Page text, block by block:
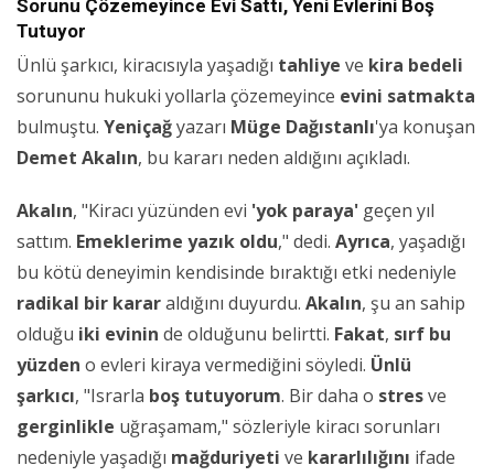
Sorunu Çözemeyince Evi Sattı, Yeni Evlerini Boş
Tutuyor
Ünlü şarkıcı, kiracısıyla yaşadığı tahliye ve kira bedeli
sorununu hukuki yollarla çözemeyince evini satmakta
bulmuştu. Yeniçağyazarı Müge Dağıstanlı'ya konuşan
Demet Akalın, bu kararı neden aldığını açıkladı.
Akalın, "Kiracı yüzünden evi 'yok paraya' geçen yıl
sattım. Emeklerime yazık oldu," dedi. Ayrıca, yaşadığı
bu kötü deneyimin kendisinde bıraktığı etki nedeniyle
radikal bir kararaldığını duyurdu. Akalın, şu an sahip
olduğu iki evinin de olduğunu belirtti. Fakat, sırf bu
yüzden o evleri kiraya vermediğini söyledi. Ünlü
şarkıcı, "Israrla boş tutuyorum. Bir daha o stresve
gerginlikle uğraşamam," sözleriyle kiracı sorunları
nedeniyle yaşadığı mağduriyeti ve kararlılığını ifade